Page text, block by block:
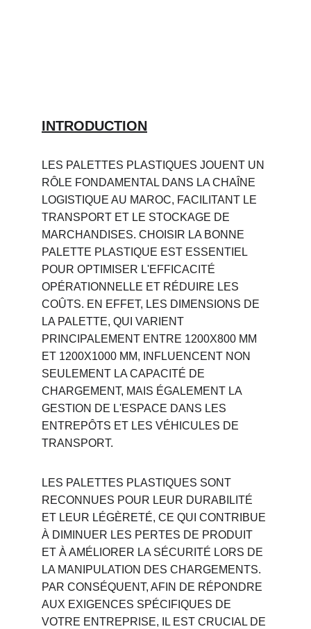
INTRODUCTION
LES PALETTES PLASTIQUES JOUENT UN
RÔLE FONDAMENTAL DANS LA CHAÎNE
LOGISTIQUE AU MAROC, FACILITANT LE
TRANSPORT ET LE STOCKAGE DE
MARCHANDISES. CHOISIR LA BONNE
PALETTE PLASTIQUE EST ESSENTIEL
POUR OPTIMISER L'EFFICACITÉ
OPÉRATIONNELLE ET RÉDUIRE LES
COÛTS. EN EFFET, LES DIMENSIONS DE
LA PALETTE, QUI VARIENT
PRINCIPALEMENT ENTRE 1200X800 MM
ET 1200X1000 MM, INFLUENCENT NON
SEULEMENT LA CAPACITÉ DE
CHARGEMENT, MAIS ÉGALEMENT LA
GESTION DE L'ESPACE DANS LES
ENTREPÔTS ET LES VÉHICULES DE
TRANSPORT.
LES PALETTES PLASTIQUES SONT
RECONNUES POUR LEUR DURABILITÉ
ET LEUR LÉGÈRETÉ, CE QUI CONTRIBUE
À DIMINUER LES PERTES DE PRODUIT
ET À AMÉLIORER LA SÉCURITÉ LORS DE
LA MANIPULATION DES CHARGEMENTS.
PAR CONSÉQUENT, AFIN DE RÉPONDRE
AUX EXIGENCES SPÉCIFIQUES DE
VOTRE ENTREPRISE, IL EST CRUCIAL DE